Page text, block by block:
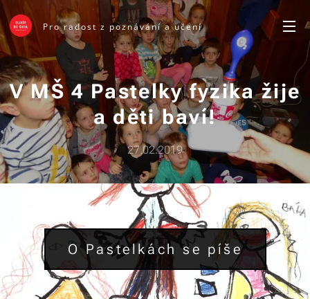
Pro radost z poznávání a učení
V MŠ 4 Pastelky fyzika žije
a děti baví!
27.02.2019
O Pastelkách se píše